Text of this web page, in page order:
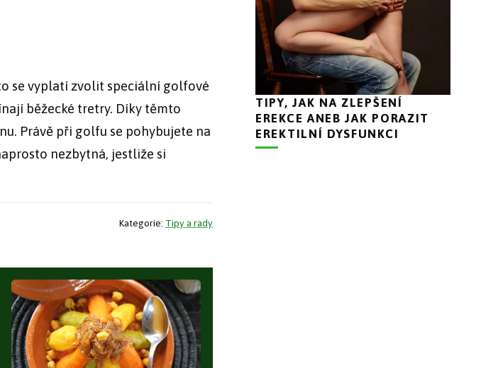
se vyplatí zvolit speciální golfové
běžecké tretry. Díky těmto
Právě při golfu se pohybujete na
nezbytná, jestliže si
Kategorie: Tipy a rady
TIPY, JAK NA ZLEPŠENÍ
EREKCE ANEB JAK PORAZIT
EREKTILNÍ DYSFUNKCI